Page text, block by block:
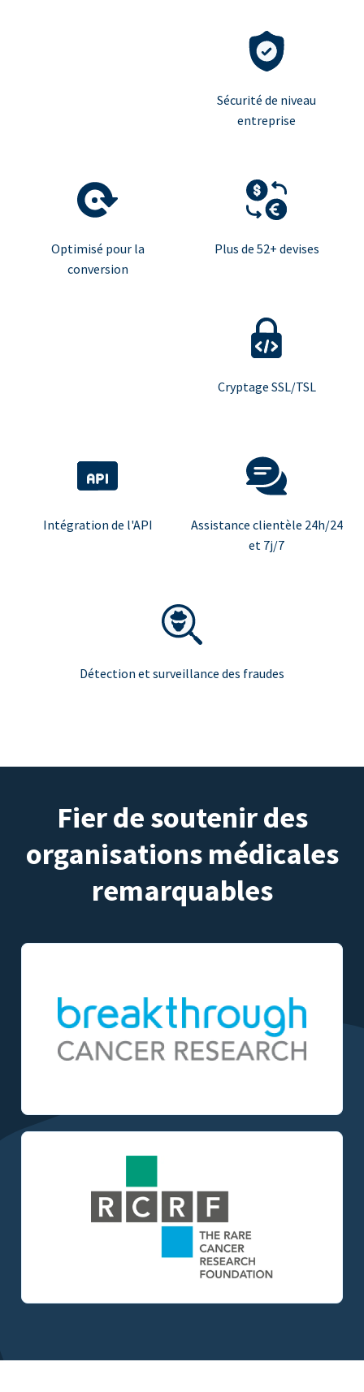
Sécurité de niveau
entreprise
Optimisé pour la
conversion
Plus de 52+ devises
Cryptage SSL/TSL
Intégration de l'API
Assistance clientèle 24h/24
et 7j/7
Détection et surveillance des fraudes
Fier de soutenir des
organisations médicales
remarquables